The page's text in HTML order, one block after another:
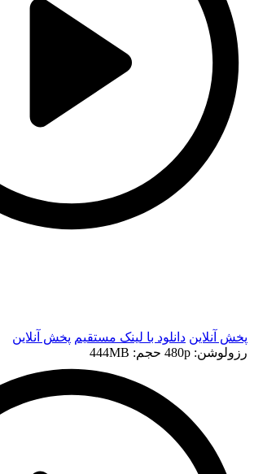
پخش آنلاین دانلود با لينک مستقيم پخش آنلاین
رزولوشن: 480p
حجم: 444MB